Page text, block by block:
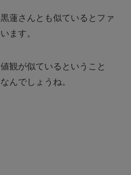
蓮さんとも似ているとファ
ます。
観が似ているということ
んでしょうね。